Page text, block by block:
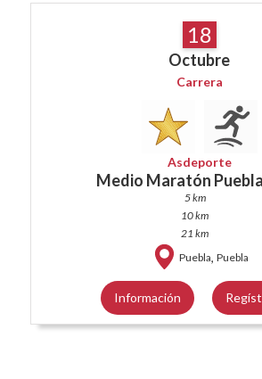
18
Octubre
Carrera
Asdeporte
Medio Maratón
5 km
10 km
21 km
Puebla, Puebla
Información